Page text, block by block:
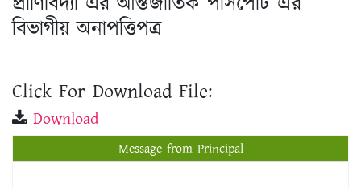
বিভাগীয় অনাপত্তিপত্র
Click For Download File:
Download
Message from Principal